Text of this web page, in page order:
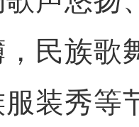
民族歌
装秀等